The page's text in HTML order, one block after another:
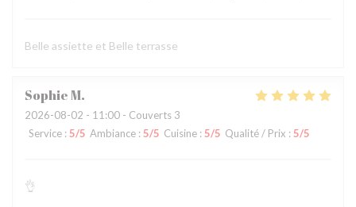
Belle assiette et Belle terrasse
SophieM
2026-08-02 - 11:00 - Couverts 3
Service : 5/5 Ambiance : 5/5 Cuisine : 5/5 Qualité / Prix : 5/5
👌